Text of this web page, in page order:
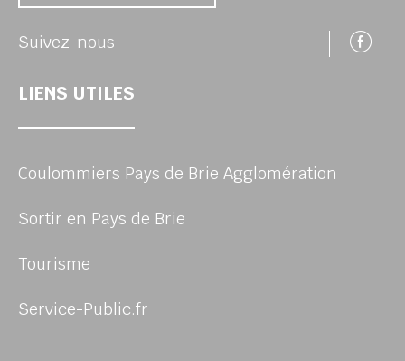
Suivez-nous
LIENS UTILES
Coulommiers Pays de Brie Agglomération
Sortir en Pays de Brie
Tourisme
Service-Public.fr